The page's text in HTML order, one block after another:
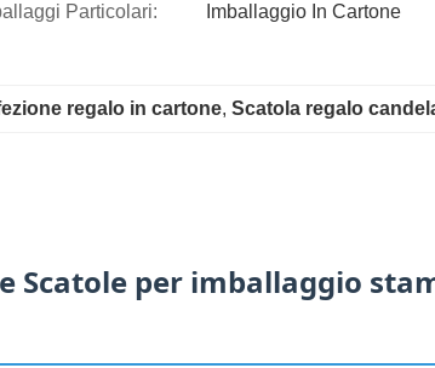
Particolari: Imballaggio In Cartone
regalo in cartone, Scatola regalo
Scatole per imballaggio